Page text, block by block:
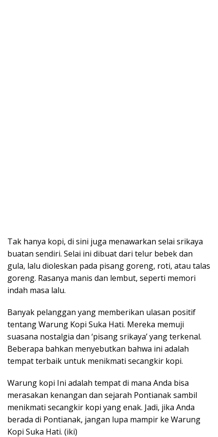
Tak hanya kopi, di sini juga menawarkan selai srikaya
buatan sendiri. Selai ini dibuat dari telur bebek dan
gula, lalu dioleskan pada pisang goreng, roti, atau talas
goreng. Rasanya manis dan lembut, seperti memori
indah masa lalu.
Banyak pelanggan yang memberikan ulasan positif
tentang Warung Kopi Suka Hati. Mereka memuji
suasana nostalgia dan ‘pisang srikaya’ yang terkenal.
Beberapa bahkan menyebutkan bahwa ini adalah
tempat terbaik untuk menikmati secangkir kopi.
Warung kopi Ini adalah tempat di mana Anda bisa
merasakan kenangan dan sejarah Pontianak sambil
menikmati secangkir kopi yang enak. Jadi, jika Anda
berada di Pontianak, jangan lupa mampir ke Warung
Kopi Suka Hati. (iki)